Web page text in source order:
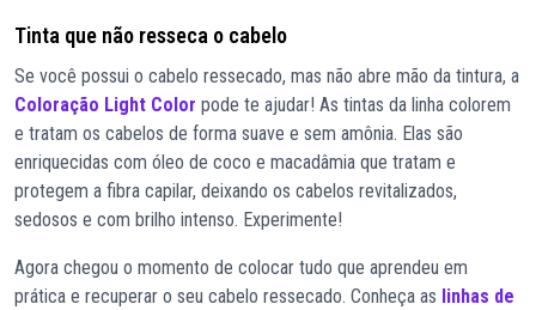
Tinta que não resseca o cabelo
Se você possui o cabelo ressecado, mas não abre mão da tintura, a
Coloração Light Color pode te ajudar! As tintas da linha colorem
e tratam os cabelos de forma suave e sem amônia. Elas são
enriquecidas com óleo de coco e macadâmia que tratam e
protegem a fibra capilar, deixando os cabelos revitalizados,
sedosos e com brilho intenso. Experimente!
Agora chegou o momento de colocar tudo que aprendeu em
prática e recuperar o seu cabelo ressecado. Conheça as linhas de